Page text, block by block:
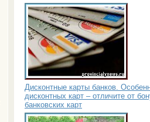
Дисконтные карты банков.
дисконтных карт – отличите от
банковских карт